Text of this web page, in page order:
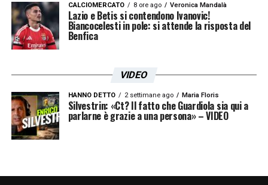
CALCIOMERCATO 8 ore ago Veronica Mandalà
Lazio e Betis si contendono Ivanovic!
Biancocelesti in pole: si attende la risposta del
Benfica
VIDEO
HANNO DETTO 2 settimane ago Maria Floris
Silvestrin: «Ct? Il fatto che Guardiola sia qui a
parlarne è grazie a una persona» – VIDEO